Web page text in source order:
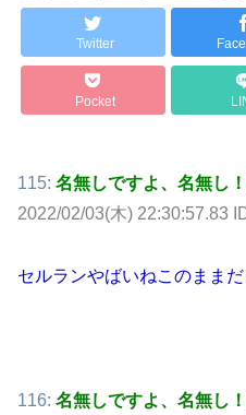
Twitter
Pocket
115: 名無しですよ、名無し
2022/02/03(木) 22:30:57.83
セルランやばいねこのまま
116: 名無しですよ、名無し